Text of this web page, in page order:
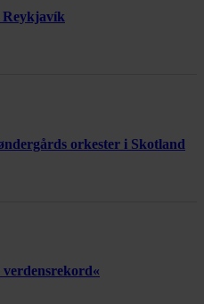
Reykjavík
orkester i Skotland
verdensrekord«